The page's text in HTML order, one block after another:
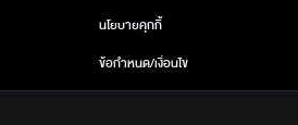
นโยบายคุกกี้
ข้อกำหนด/เงื่อนไข